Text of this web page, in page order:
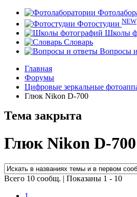
Фотостудии NEW
Школы
Словарь
Вопросы
Главная
Форумы
Цифровые зеркальные
Глюк Nikon D-700
Тема закрыта
Глюк Nikon D-700
Всего 10 сообщ. | Показаны 1 - 10